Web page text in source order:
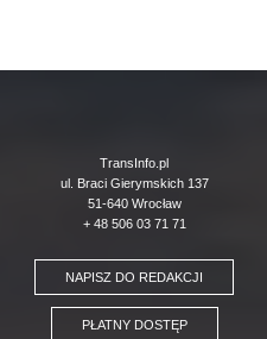
TransInfo.pl
ul. Braci Gierymskich 137
51-640 Wrocław
+ 48 506 03 71 71
NAPISZ DO REDAKCJI
PŁATNY DOSTĘP